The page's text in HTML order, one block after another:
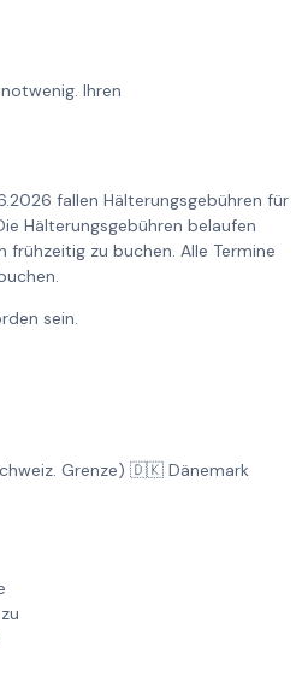
Ihren
fallen Hälterungsgebühren für
Hälterungsgebühren belaufen
zu buchen. Alle Termine
sein.
Grenze) 🇩🇰 Dänemark